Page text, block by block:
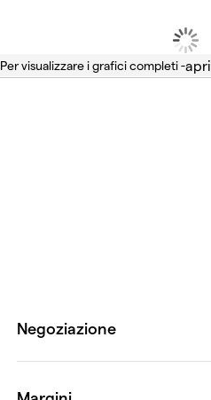
Per visualizzare i grafici completi -